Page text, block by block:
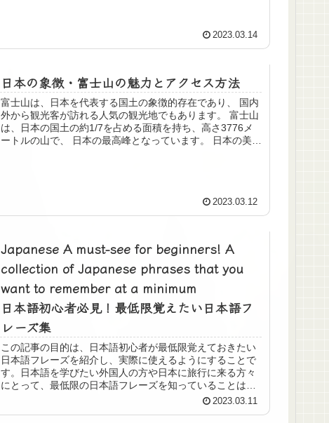
2023.03.14
日本の象徴・富士山の魅力とアクセス方法
富士山は、日本を代表する国土の象徴的存在であり、 国内
外から観光客が訪れる人気の観光地でもあります。 富士山
は、日本の国土の約1/7を占める面積を持ち、高さ3776メ
ートルの山で、 日本の最高峰となっています。 日本の美し
の人々が富士山を信仰するようになりました。 さらに、富
士山は日本の山岳遺産にも登録されており、 国内外から多
2023.03.12
Japanese A must-see for beginners! A
collection of Japanese phrases that you
want to remember at a minimum
日本語初心者必見！最低限覚えたい日本語フ
レーズ集
この記事の目的は、日本語初心者が最低限覚えておきたい
日本語フレーズを紹介し、実際に使えるようにすることで
す。日本語を学びたい外国人の方や日本に旅行に来る方々
にとって、最低限の日本語フレーズを知っていることは非
常に役に立ちます。この記事では、数字や時間の表現、日
2023.03.11